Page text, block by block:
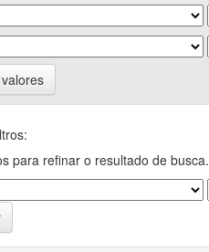
para refinar o resultado de busca.